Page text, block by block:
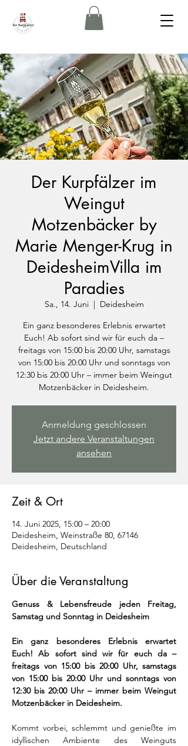
Der Kurpfälzer im
Weingut
Motzenbäcker by
Marie Menger-Krug in
DeidesheimVilla im
Paradies
Sa., 14. Juni
  |
Deidesheim
Ein ganz besonderes Erlebnis erwartet
Euch! Ab sofort sind wir für euch da –
freitags von 15:00 bis 20:00 Uhr, samstags
von 15:00 bis 20:00 Uhr und sonntags von
12:30 bis 20:00 Uhr – immer beim Weingut
Motzenbäcker in Deidesheim.
Anmeldung geschlossen
Jetzt andere Veranstaltungen
ansehen
Zeit & Ort
14. Juni 2025, 15:00 – 20:00
Deidesheim, Weinstraße 80, 67146
Deidesheim, Deutschland
Über die Veranstaltung
Genuss & Lebensfreude jeden Freitag,
Samstag und Sonntag in Deidesheim
Ein ganz besonderes Erlebnis erwartet
Euch! Ab sofort sind wir für euch da –
freitags von 15:00 bis 20:00 Uhr, samstags
von 15:00 bis 20:00 Uhr und sonntags von
12:30 bis 20:00 Uhr – immer beim Weingut
Motzenbäcker in Deidesheim.
Kommt vorbei, schlemmt und genießte im
idyllischen Ambiente des Weinguts